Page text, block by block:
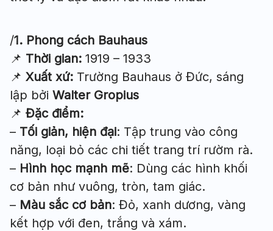
/1. Phong cách Bauhaus
📌 Thời gian: 1919 – 1933
📌 Xuất xứ: Trường Bauhaus ở Đức, sáng
lập bởi Walter Gropius
📌 Đặc điểm:
– Tối giản, hiện đại: Tập trung vào công
năng, loại bỏ các chi tiết trang trí rườm rà.
– Hình học mạnh mẽ: Dùng các hình khối
cơ bản như vuông, tròn, tam giác.
– Màu sắc cơ bản: Đỏ, xanh dương, vàng
kết hợp với đen, trắng và xám.